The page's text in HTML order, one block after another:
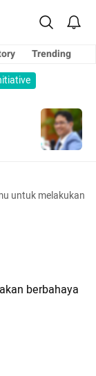
Trending
untuk melakukan
berbahaya